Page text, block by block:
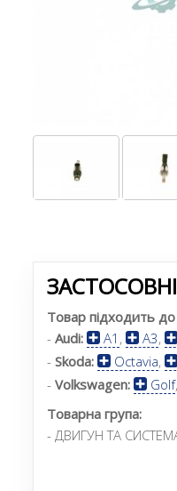
Товар підходить
- Audi: A1 , A3,
- Skoda: Octavia,
- Volkswagen: Golf,
Товарна група:
- ДВИГУН ТА